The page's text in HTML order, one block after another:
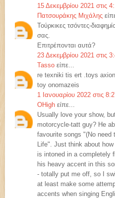
15 Δεκεμβρίου 2021 στις
Πατσουράκης Μιχάλης
Τούρκικες τσόντες-
σας.
Επιτρέπονται αυτά?
23 Δεκεμβρίου 2021 στις
Tasso είπε...
re texniki tis ert .toys
toy onomazeis
1 Ιανουαρίου 2022 στις
OHigh είπε...
Usually love your show,
motorcycle-tatt guy? He
favourite songs "(No need
Life". Just think about
is intoned in a completely
his heavy accent in this
- totally put me off, so I
at least make some
accents when singing